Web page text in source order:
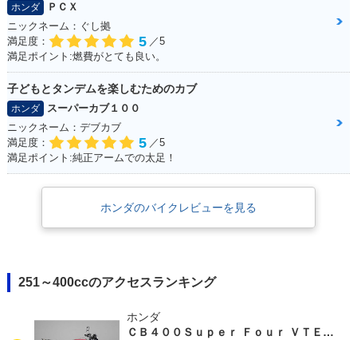
ホンダ
ＰＣＸ
ニックネーム：ぐし拠
満足度：
5 ／5
満足ポイント:燃費がとても良い。
子どもとタンデムを楽しむためのカブ
ホンダ
スーパーカブ１００
ニックネーム：デブカブ
満足度：
5 ／5
満足ポイント:純正アームでの太足！
ホンダのバイクレビューを見る
251～400ccのアクセスランキング
ホンダ
ＣＢ４００Ｓｕｐｅｒ Ｆｏｕｒ ＶＴＥＣ ＳＰＥＣ３